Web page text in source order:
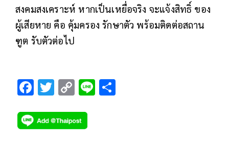
สงคมสงเคราะห์ หากเป็นเหยื่อจริง จะแจ้งสิทธิ์ ของ
ผู้เสียหาย คือ คุ้มครอง รักษาตัว พร้อมติดต่อสถาน
ฑูต รับตัวต่อไป
F
e
b
T
tt
er
C
p
y
Li